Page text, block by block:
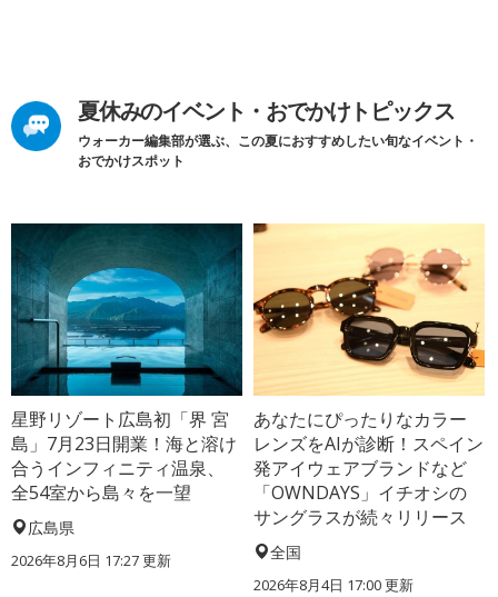
夏休みのイベント・おでかけトピックス
ウォーカー編集部が選ぶ、この夏におすすめしたい旬なイベント・
おでかけスポット
星野リゾート広島初「界 宮
島」7月23日開業！海と溶け
合うインフィニティ温泉、
全54室から島々を一望
広島県
2026年8月6日 17:27更新
あなたにぴったりなカラー
レンズをAIが診断！スペイン
発アイウェアブランドなど
「OWNDAYS」イチオシの
サングラスが続々リリース
全国
2026年8月4日 17:00更新